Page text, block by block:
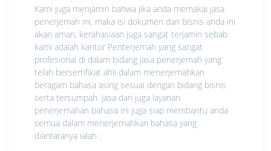
Kami juga menjamin bahwa jika anda memakai jasa
penerjemah ini, maka isi dokumen dari bisnis anda ini
akan aman, kerahasiaan juga sangat terjamin sebab
kami adalah kantor Penterjemah yang sangat
profesional di dalam bidang jasa penerjemah yang
telah bersertifikat ahli dalam menerjemahkan
beragam bahasa asing sesuai dengan bidang bisnis
serta tersumpah. Jasa dan juga layanan
penerjemahan bahasa ini juga siap membantu anda
semua dalam menerjemahkan bahasa yang
diantaranya ialah :